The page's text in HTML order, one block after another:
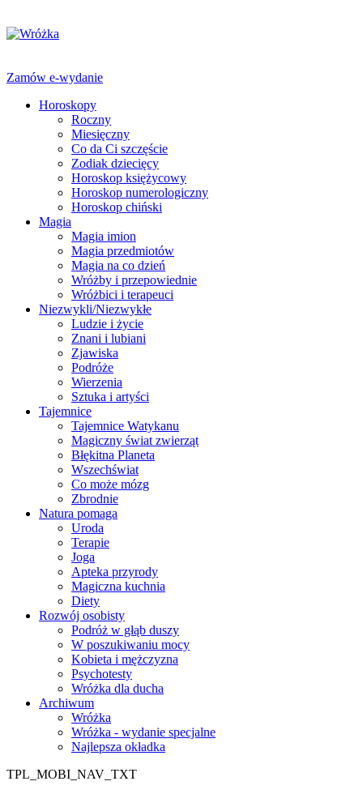
Zamów e-wydanie
Horoskopy
Roczny
Miesięczny
Co da Ci szczęście
Zodiak dziecięcy
Horoskop księżycowy
Horoskop numerologiczny
Horoskop chiński
Magia
Magia imion
Magia przedmiotów
Magia na co dzień
Wróżby i przepowiednie
Wróżbici i terapeuci
Niezwykli/Niezwykłe
Ludzie i życie
Znani i lubiani
Zjawiska
Podróże
Wierzenia
Sztuka i artyści
Tajemnice
Tajemnice Watykanu
Magiczny świat zwierząt
Błękitna Planeta
Wszechświat
Co może mózg
Zbrodnie
Natura pomaga
Uroda
Terapie
Joga
Apteka przyrody
Magiczna kuchnia
Diety
Rozwój osobisty
Podróż w głąb duszy
W poszukiwaniu mocy
Kobieta i mężczyzna
Psychotesty
Wróżka dla ducha
Archiwum
Wróżka
Wróżka - wydanie specjalne
Najlepsza okładka
TPL_MOBI_NAV_TXT